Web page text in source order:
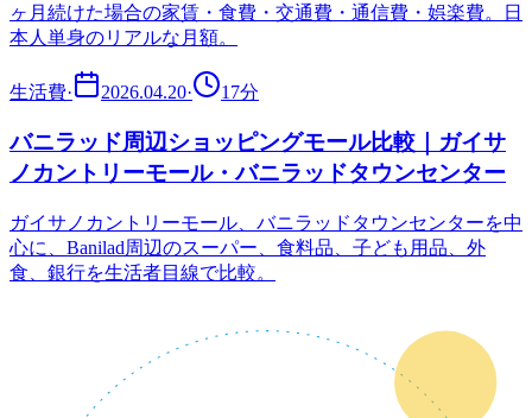
ヶ月続けた場合の家賃・食費・交通費・通信費・娯楽費。日
本人単身のリアルな月額。
生活費· 2026.04.20· 17分
バニラッド周辺ショッピングモール比較｜ガイサ
ノカントリーモール・バニラッドタウンセンター
ガイサノカントリーモール、バニラッドタウンセンターを中
心に、Banilad周辺のスーパー、食料品、子ども用品、外
食、銀行を生活者目線で比較。